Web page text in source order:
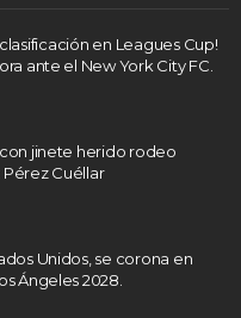
en Leagues Cup!
ante el New York City FC.
jinete herido rodeo
Cuéllar
Unidos, se corona en
Ángeles 2028.